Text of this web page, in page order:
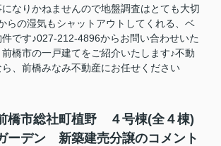
なりかねませんので地盤調査はとても大切
らの湿気もシャットアウトしてくれる、ベ
件です♪027-212-4896からお問い合わせいた
橋市の一戸建てをご紹介いたします♪不動
、前橋みなみ不動産にお任せください
前橋市総社町植野 ４号棟(全４棟)
ーデン 新築建売分譲のコメント